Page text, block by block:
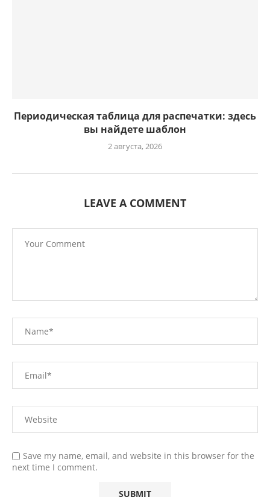
Периодическая таблица для распечатки: здесь
вы найдете шаблон
2 августа, 2026
LEAVE A COMMENT
Save my name, email, and website in this browser for the
next time I comment.